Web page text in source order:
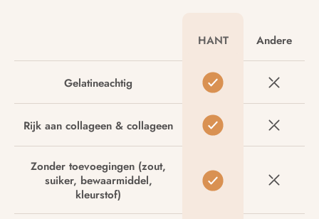
HANT Andere
Gelatineachtig
Rijk aan collageen & collageen
Zonder toevoegingen (zout,
suiker, bewaarmiddel,
kleurstof)